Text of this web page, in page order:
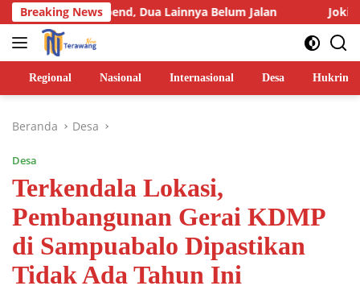
Langsung
ke
konten
Breaking News
Dua Lainnya Belum Jalan Joki BBM Subsidi
Regional Nasional Internasional Desa Hukrim
Beranda Desa
Desa
Terkendala Lokasi,
Pembangunan Gerai KDMP
di Sampuabalo Dipastikan
Tidak Ada Tahun Ini